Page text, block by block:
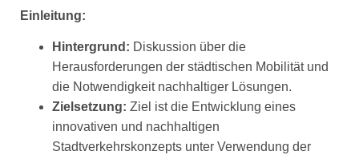
Einleitung:
Hintergrund: Diskussion über die
Herausforderungen der städtischen Mobilität und
die Notwendigkeit nachhaltiger Lösungen.
Zielsetzung: Ziel ist die Entwicklung eines
innovativen und nachhaltigen
Stadtverkehrskonzepts unter Verwendung der